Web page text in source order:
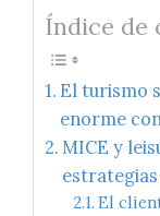
Índice de
El turismo
enorme
MICE y
El